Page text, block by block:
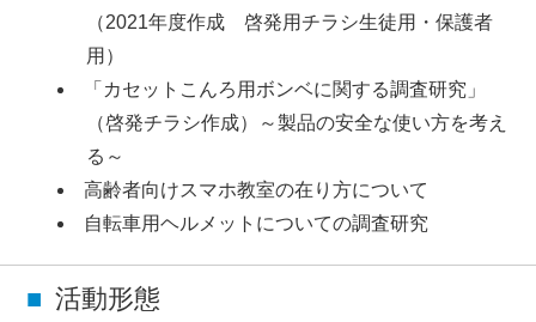
（2021年度作成 啓発用チラシ生徒用・保護者
用）
「カセットこんろ用ボンベに関する調査研究」
（啓発チラシ作成）～製品の安全な使い方を考え
る～
高齢者向けスマホ教室の在り方について
自転車用ヘルメットについての調査研究
活動形態